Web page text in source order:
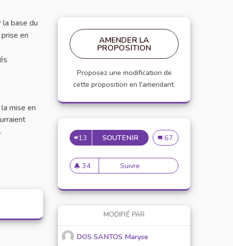
base du
en
mise en
AMENDER LA
PROPOSITION
Proposez une modification de
cette proposition en l'amendant.
13 SOUTENIRINSTALLATION DE
Installation de
67
34
34 abonnés
Suivre Installation de boutiques
MODIFIÉ PAR
DOS SANTOS Maryse